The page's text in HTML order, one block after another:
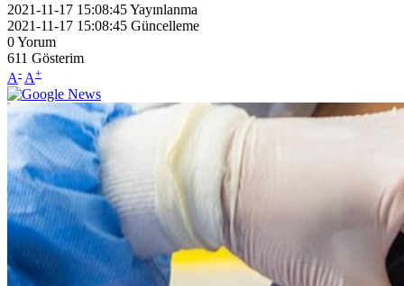
2021-11-17 15:08:45Yayınlanma
2021-11-17 15:08:45 Güncelleme
0Yorum
611 Gösterim
A- A+